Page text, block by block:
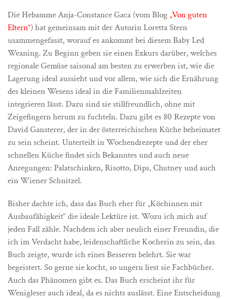
Die Hebamme Anja-Constance Gaca (vom Blog „Von guten
Eltern“) hat gemeinsam mit der Autorin Loretta Stern
usammengefasst, worauf es ankommt bei diesem Baby Led
Weaning. Zu Beginn geben sie einen Exkurs darüber, welches
regionale Gemüse saisonal am besten zu erwerben ist, wie die
Lagerung ideal aussieht und vor allem, wie sich die Ernährung
des kleinen Wesens ideal in die Familienmahlzeiten
integrieren lässt. Dazu sind sie stillfreundlich, ohne mit
Zeigefingern herum zu fuchteln. Dazu gibt es 80 Rezepte von
David Gansterer, der in der österreichischen Küche beheimatet
zu sein scheint. Unterteilt in Wochendrezepte und der eher
schnellen Küche findet sich Bekanntes und auch neue
Anregungen: Palatschinken, Risotto, Dips, Chutney und auch
ein Wiener Schnitzel.
Bisher dachte ich, dass das Buch eher für „Köchinnen mit
Ausbaufähigkeit“ die ideale Lektüre ist. Wozu ich mich auf
jeden Fall zähle. Nachdem ich aber neulich einer Freundin, die
ich im Verdacht habe, leidenschaftliche Kocherin zu sein, das
Buch zeigte, wurde ich eines Besseren belehrt. Sie war
begeistert. So gerne sie kocht, so ungern liest sie Fachbücher.
Auch das Phänomen gibt es. Das Buch erscheint ihr für
Wenigleser auch ideal, da es nichts auslässt. Eine Entscheidung